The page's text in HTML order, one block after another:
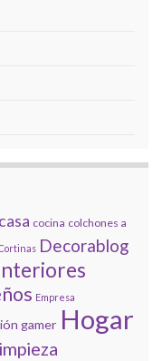
casa cocina colchones a
Decorablog
Empresa
gamer Hogar